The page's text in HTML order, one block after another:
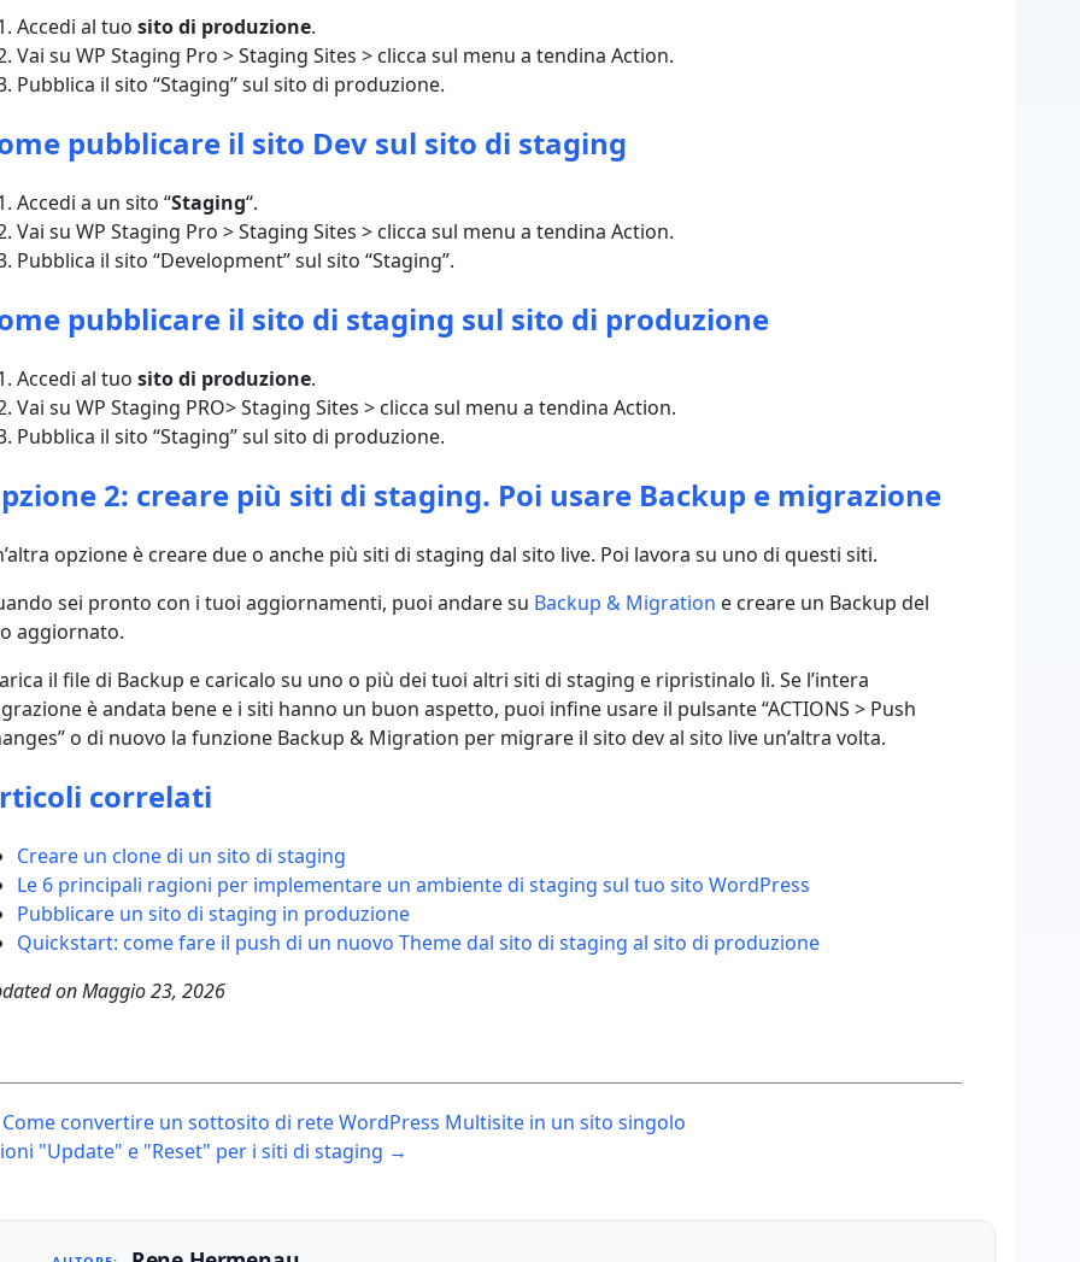
Accedi al tuosito di produzione.
Vai su WP Staging Pro > Staging Sites > clicca sul menu a tendina Action.
Pubblica il sito “Staging” sul sito di produzione.
pubblicare il sito Dev sul sito di staging
Accedi a un sito “Staging“.
Vai su WP Staging Pro > Staging Sites > clicca sul menu a tendina Action.
Pubblica il sito “Development” sul sito “Staging”.
pubblicare il sito di staging sul sito di produzione
Accedi al tuosito di produzione.
Vai su WP Staging PRO> Staging Sites > clicca sul menu a tendina Action.
Pubblica il sito “Staging” sul sito di produzione.
2: creare più siti di staging. Poi usare Backup e migrazione
opzione è creare due o anche più siti di staging dal sito live. Poi lavora su uno di questi siti.
sei pronto con i tuoi aggiornamenti, puoi andare su Backup & Migration e creare un Backup del
aggiornato.
il file di Backup e caricalo su uno o più dei tuoi altri siti di staging e ripristinalo lì. Se l’intera
è andata bene e i siti hanno un buon aspetto, puoi infine usare il pulsante “ACTIONS > Push
o di nuovo la funzione Backup & Migration per migrare il sito dev al sito live un’altra volta.
correlati
Creare un clone di un sito di staging
Le 6 principali ragioni per implementare un ambiente di staging sul tuo sito WordPress
Pubblicare un sito di staging in produzione
Quickstart: come fare il push di un nuovo Theme dal sito di staging al sito di produzione
onMaggio 23, 2026
convertire un sottosito di rete WordPress Multisite in un sito singolo
"Update" e "Reset" per i siti di staging →